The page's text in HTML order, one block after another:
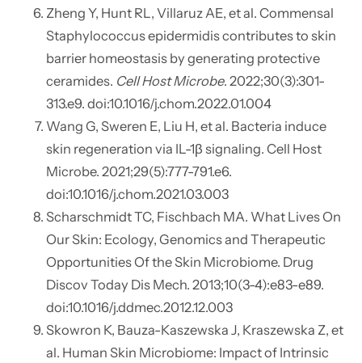
Zheng Y, Hunt RL, Villaruz AE, et al. Commensal
Staphylococcus epidermidis contributes to skin
barrier homeostasis by generating protective
ceramides. Cell Host Microbe. 2022;30(3):301-
313.e9. doi:10.1016/j.chom.2022.01.004
Wang G, Sweren E, Liu H, et al. Bacteria induce
skin regeneration via IL-1β signaling. Cell Host
Microbe. 2021;29(5):777-791.e6.
doi:10.1016/j.chom.2021.03.003
Scharschmidt TC, Fischbach MA. What Lives On
Our Skin: Ecology, Genomics and Therapeutic
Opportunities Of the Skin Microbiome. Drug
Discov Today Dis Mech. 2013;10(3-4):e83-e89.
doi:10.1016/j.ddmec.2012.12.003
Skowron K, Bauza-Kaszewska J, Kraszewska Z, et
al. Human Skin Microbiome: Impact of Intrinsic